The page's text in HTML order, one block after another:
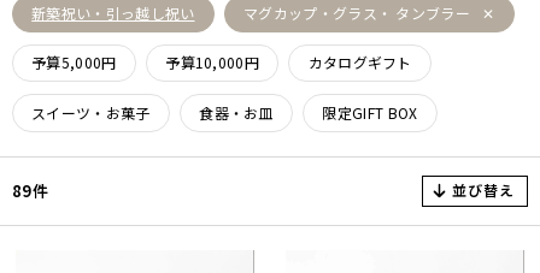
新築祝い・引っ越し祝い マグカップ・グラス・ タンブラー
予算5,000円 予算10,000円 カタログギフト
スイーツ・お菓子 食器・お皿 限定GIFT BOX
89件 並び替え